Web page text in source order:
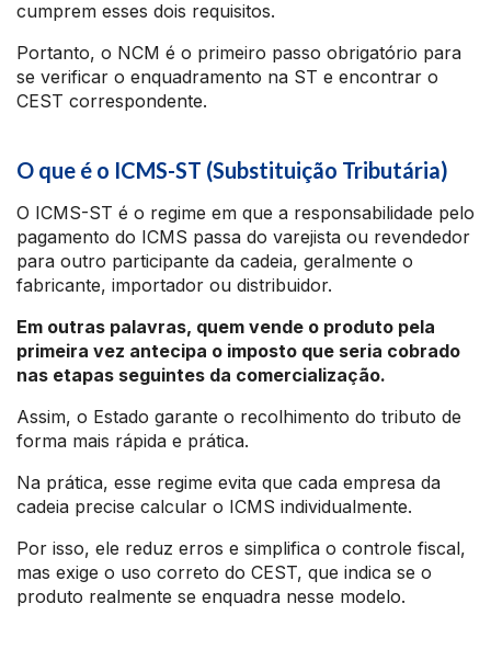
cumprem esses dois requisitos.
Portanto, o NCM é o primeiro passo obrigatório para
se verificar o enquadramento na ST e encontrar o
CEST correspondente.
O que é o ICMS-ST (Substituição Tributária)
O ICMS-ST é o regime em que a responsabilidade pelo
pagamento do ICMS passa do varejista ou revendedor
para outro participante da cadeia, geralmente o
fabricante, importador ou distribuidor.
Em outras palavras, quem vende o produto pela
primeira vez antecipa o imposto que seria cobrado
nas etapas seguintes da comercialização.
Assim, o Estado garante o recolhimento do tributo de
forma mais rápida e prática.
Na prática, esse regime evita que cada empresa da
cadeia precise calcular o ICMS individualmente.
Por isso, ele reduz erros e simplifica o controle fiscal,
mas exige o uso correto do CEST, que indica se o
produto realmente se enquadra nesse modelo.